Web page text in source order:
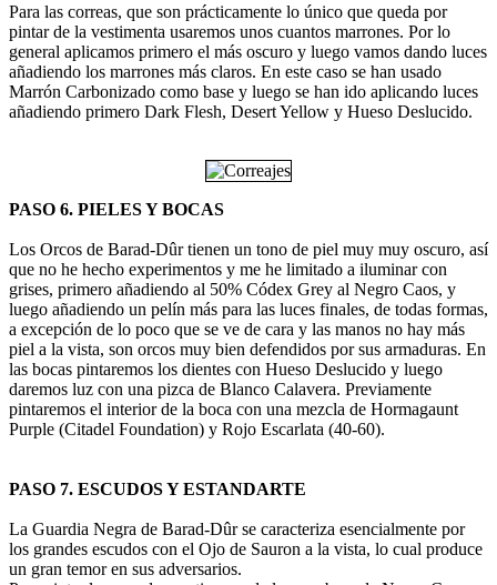
Para las correas, que son prácticamente lo único que queda por
pintar de la vestimenta usaremos unos cuantos marrones. Por lo
general aplicamos primero el más oscuro y luego vamos dando luces
añadiendo los marrones más claros. En este caso se han usado
Marrón Carbonizado como base y luego se han ido aplicando luces
añadiendo primero Dark Flesh, Desert Yellow y Hueso Deslucido.
PASO 6. PIELES Y BOCAS
Los Orcos de Barad-Dûr tienen un tono de piel muy muy oscuro, así
que no he hecho experimentos y me he limitado a iluminar con
grises, primero añadiendo al 50% Códex Grey al Negro Caos, y
luego añadiendo un pelín más para las luces finales, de todas formas,
a excepción de lo poco que se ve de cara y las manos no hay más
piel a la vista, son orcos muy bien defendidos por sus armaduras. En
las bocas pintaremos los dientes con Hueso Deslucido y luego
daremos luz con una pizca de Blanco Calavera. Previamente
pintaremos el interior de la boca con una mezcla de Hormagaunt
Purple (Citadel Foundation) y Rojo Escarlata (40-60).
PASO 7. ESCUDOS Y ESTANDARTE
La Guardia Negra de Barad-Dûr se caracteriza esencialmente por
los grandes escudos con el Ojo de Sauron a la vista, lo cual produce
un gran temor en sus adversarios.